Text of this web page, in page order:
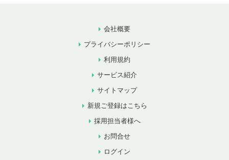
会社概要
プライバシーポリシー
利用規約
サービス紹介
サイトマップ
新規ご登録はこちら
採用担当者様へ
お問合せ
ログイン